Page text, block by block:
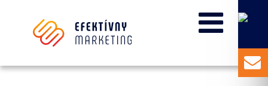
Odoslať